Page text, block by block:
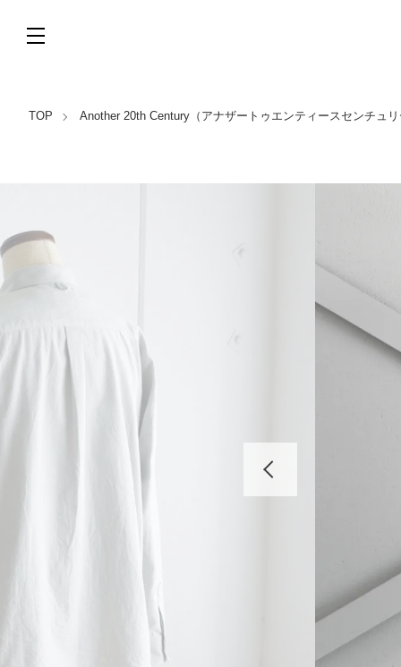
TOP Another 20th Century（アナザートゥエンティースセンチュ